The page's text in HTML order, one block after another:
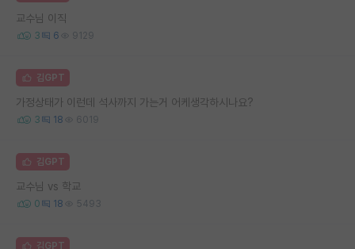
교수님 이직
3 6 9129
김GPT
가정상태가 이런데 석사까지 가는거 어케생각하시나요?
3 18 6019
김GPT
교수님 vs 학교
0 18 5493
김GPT